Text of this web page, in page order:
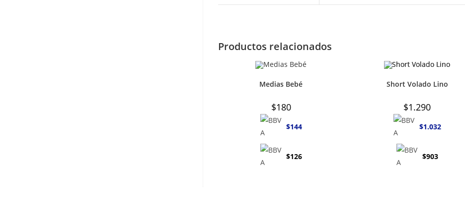
Productos relacionados
Medias Bebé
$180
$144
$126
Short Volado Lino
$1.290
$1.032
$903